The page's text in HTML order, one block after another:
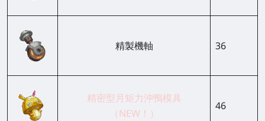
精製機軸 36
精密型月矩力沖鴨模具
（NEW！）
46